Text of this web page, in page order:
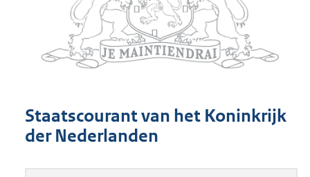
Staatscourant van het Koninkrijk
der Nederlanden